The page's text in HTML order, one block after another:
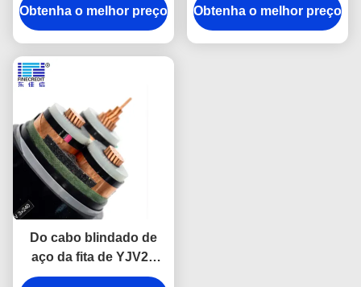
12-20kV Urd
Obtenha o melhor preço
único IEC 60502 do
núcleo
Obtenha o melhor preço
Do cabo blindado de
aço da fita de YJV22
3x240mm2 XLPE